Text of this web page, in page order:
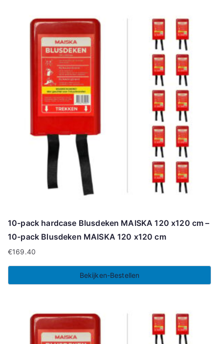
10-pack hardcase Blusdeken MAISKA 120 x120 cm –
10-pack Blusdeken MAISKA 120 x120 cm
€169.40
Bekijken-Bestellen